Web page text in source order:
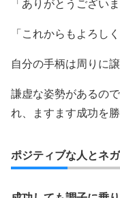
「ありがとうございま
「これからもよろし
自分の手柄は周りに譲
謙虚な姿勢があるの
れ、ますます成功を
ポジティブな人とネ